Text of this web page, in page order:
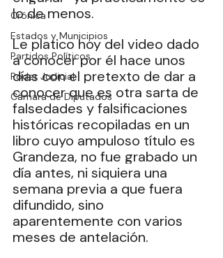
Crónica
Estados y Municipios
Partidos Políticos
Poder Judicial
Cámara de Diputados
lo de menos.
Le platico hoy del video dado
a conocer por él hace unos
días con el pretexto de dar a
conocer que es otra sarta de
falsedades y falsificaciones
históricas recopiladas en un
libro cuyo ampuloso título es
Grandeza, no fue grabado un
día antes, ni siquiera una
semana previa a que fuera
difundido, sino
aparentemente con varios
meses de antelación.